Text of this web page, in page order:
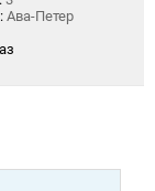
Ава-Петер